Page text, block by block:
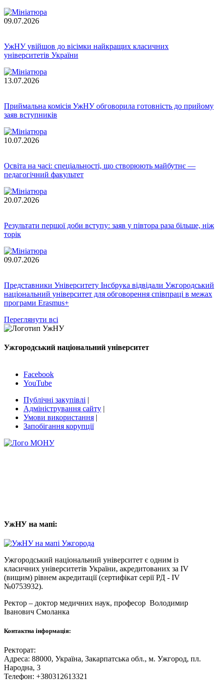
09.07.2026
УжНУ увійшов до вісімки найкращих класичних
університетів України
13.07.2026
Приймальна комісія УжНУ обговорила готовність до прийому
заяв вступників
10.07.2026
Освіта на часі: спеціальності, що створюють майбутнє —
педагогічний факультет
20.07.2026
Результати першої доби вступу: заяв у півтора раза більше, ніж
торік
09.07.2026
Представники Університету Інсбрука відвідали Ужгородський
національний університет для обговорення співпраці в межах
програми Erasmus+
Переглянути всі
Ужгородський національний університет
Facebook
YouTube
Публічні закупівлі |
Адміністрування сайту |
Умови використання |
Запобігання корупції
УжНУ на мапі:
Ужгородський національний університет є одним із
класичних університетів України, акредитованих за IV
(вищим) рівнем акредитації (сертифікат серії РД - IV
№0753932).
Ректор – доктор медичних наук, професор Володимир
Іванович Смоланка
Контактна інформація:
Ректорат:
Адреса: 88000, Україна, Закарпатська обл., м. Ужгород, пл.
Народна, 3
Телефон: +380312613321